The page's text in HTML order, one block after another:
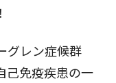
グレン症候群
己免疫疾患の一